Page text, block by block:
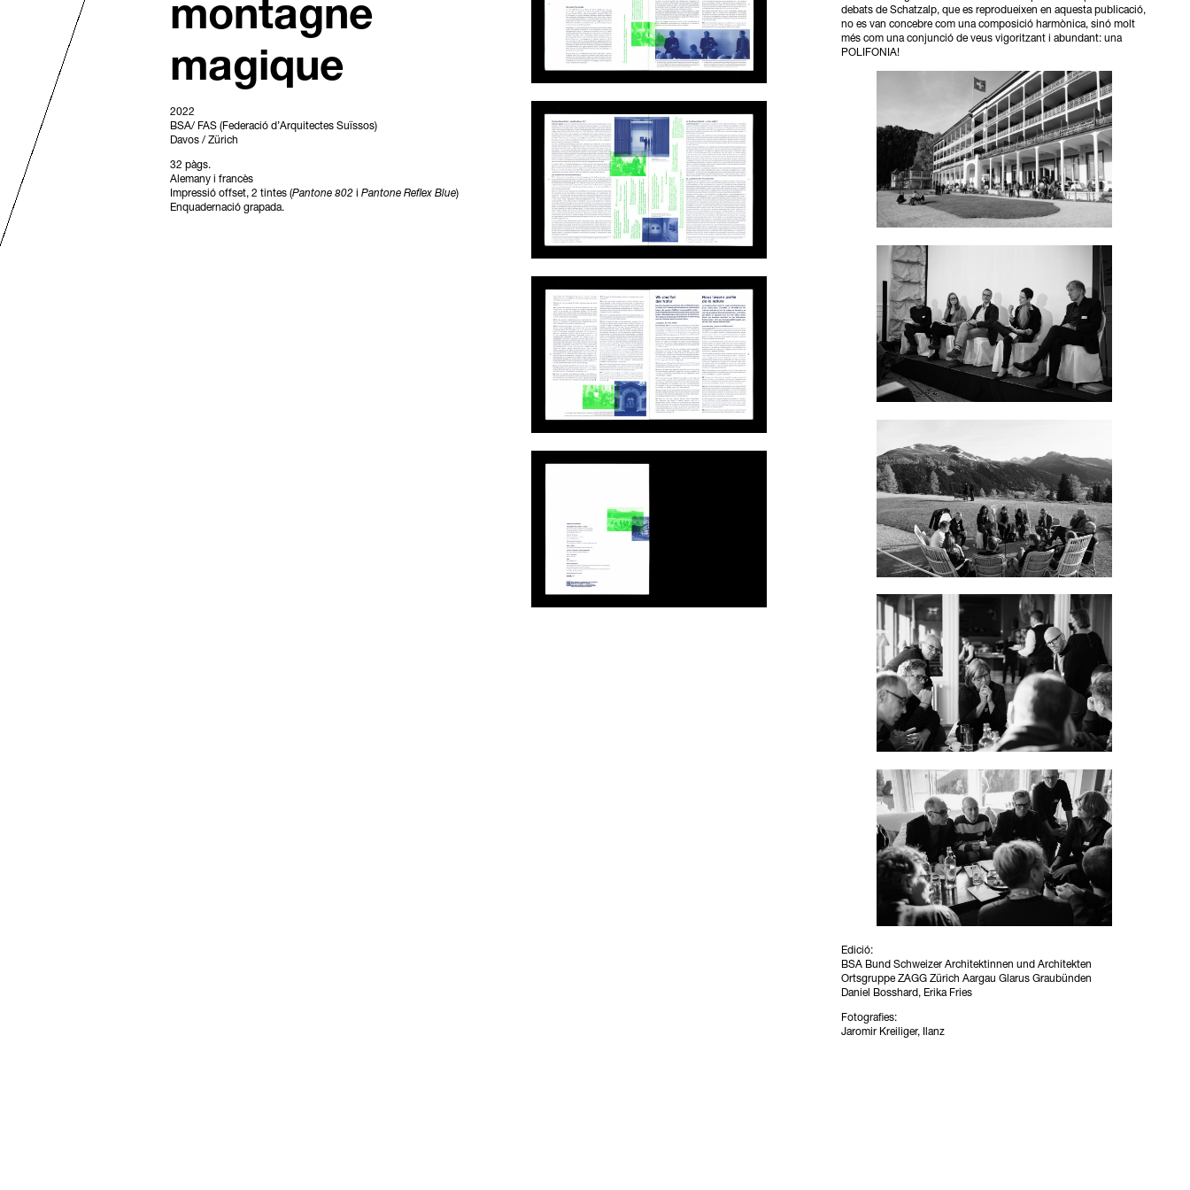
montagne
magique
2022
BSA/ FAS (Federació d’Arquitectes Suïssos)
Davos / Zürich
32 pàgs.
Alemany i francès
Impressió offset, 2 tintes (Pantone 802 i Pantone Reflex Blue)
Enquadernació grapada.
debats de Schatzalp, que es reprodueixen en aquesta publicació,
no es van concebre com una composició harmònica, sinó molt
més com una conjunció de veus vigoritzant i abundant: una
POLIFONIA!
Edició:
BSA Bund Schweizer Architektinnen und Architekten
Ortsgruppe ZAGG Zürich Aargau Glarus Graubünden
Daniel Bosshard, Erika Fries
Fotografies:
Jaromir Kreiliger, Ilanz